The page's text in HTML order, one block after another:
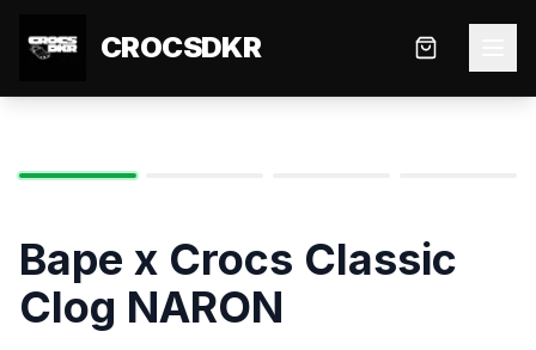
CROCSDKR
Bape x Crocs Classic
Clog NARON